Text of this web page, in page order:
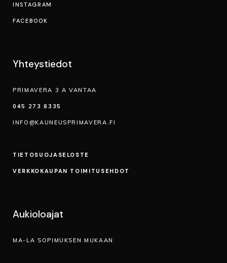
INSTAGRAM
FACEBOOK
Yhteystiedot
PRIMAVERA 3 A VANTAA
045 273 8335
INFO@KAUNEUSPRIMAVERA.FI
TIETOSUOJA­SELOSTE
VERKKOKAUPAN TOIMITUSEHDOT
Aukioloajat
MA-LA SOPIMUKSEN MUKAAN